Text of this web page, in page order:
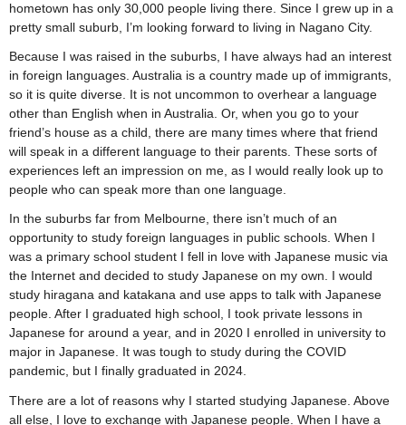
hometown has only 30,000 people living there. Since I grew up in a
pretty small suburb, I’m looking forward to living in Nagano City.
Because I was raised in the suburbs, I have always had an interest
in foreign languages. Australia is a country made up of immigrants,
so it is quite diverse. It is not uncommon to overhear a language
other than English when in Australia. Or, when you go to your
friend’s house as a child, there are many times where that friend
will speak in a different language to their parents. These sorts of
experiences left an impression on me, as I would really look up to
people who can speak more than one language.
In the suburbs far from Melbourne, there isn’t much of an
opportunity to study foreign languages in public schools. When I
was a primary school student I fell in love with Japanese music via
the Internet and decided to study Japanese on my own. I would
study hiragana and katakana and use apps to talk with Japanese
people. After I graduated high school, I took private lessons in
Japanese for around a year, and in 2020 I enrolled in university to
major in Japanese. It was tough to study during the COVID
pandemic, but I finally graduated in 2024.
There are a lot of reasons why I started studying Japanese. Above
all else, I love to exchange with Japanese people. When I have a